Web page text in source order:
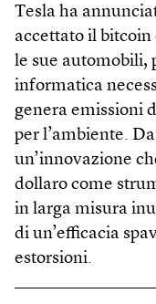
Tesla ha
accettato il bitcoin
le sue automobili,
informatica
genera emissioni
per l’ambiente.
un’innovazione
dollaro come
in larga misura
di un’efficacia
estorsioni.